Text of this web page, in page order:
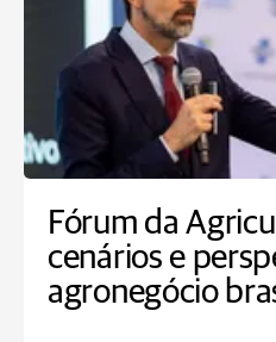
Fórum da
cenários e
agronegócio